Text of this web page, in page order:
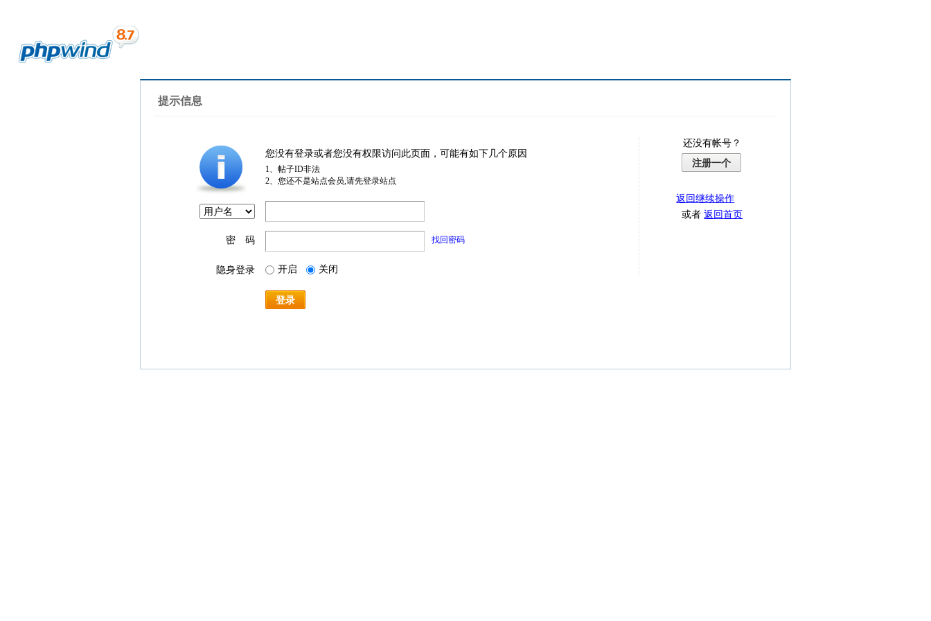
提示信息
您没有登录或者您没有权限访问此页面，可能有如下几个原因
1、帖子ID非法
2、您还不是站点会员,请先登录站点
密 码 找回密码
隐身登录 开启 关闭
登录
还没有帐号？
注册一个
返回继续操作
或者返回首页